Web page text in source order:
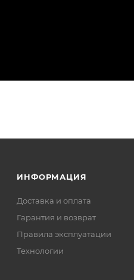
ИНФОРМАЦИЯ
Доставка и оплата
Гарантия и возврат
Правила эксплуатации
Технологии